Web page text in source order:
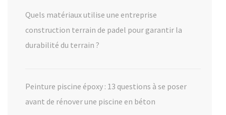
Quels matériaux utilise une entreprise
construction terrain de padel pour garantir la
durabilité du terrain ?
Peinture piscine époxy : 13 questions à se poser
avant de rénover une piscine en béton